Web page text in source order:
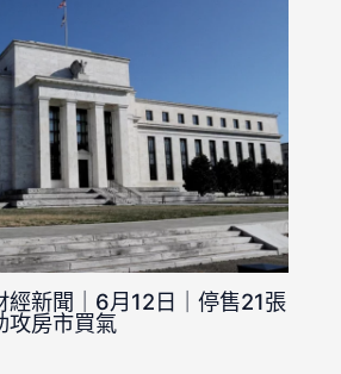
經新聞｜6月12日｜停售21張
攻房市買氣